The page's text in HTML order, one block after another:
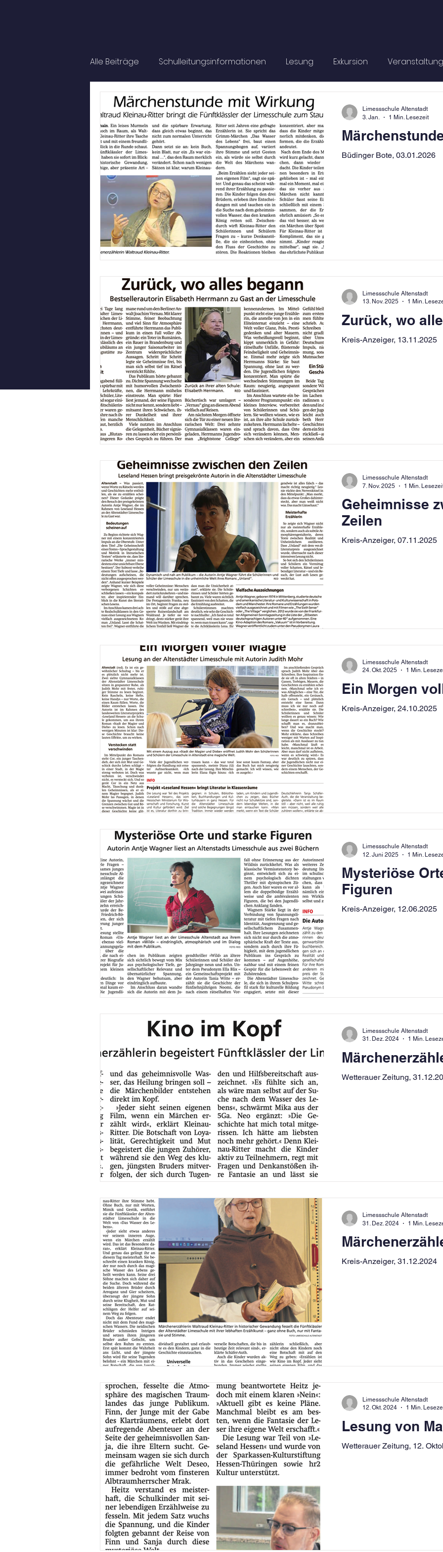
Alle Beiträge Schulleitungsinformationen Lesung Exkursion Veranstaltung
Fahrten Auszeichnung Informationen Schulleben
Büdinger Bote, 03.01.2026
Limessschule Altenstadt
3. Jan.
1 Min. Lesezeit
Zurück, wo
Kreis-Anzeiger, 13.11.2025
Limessschule Altenstadt
13. Nov. 2025
1 Min.
Geheimnisse
Zeilen
Kreis-Anzeiger, 07.11.2025
Limessschule Altenstadt
7. Nov. 2025
1 Min.
Ein Morgen
Kreis-Anzeiger, 24.10.2025
Limessschule Altenstadt
24. Okt. 2025
1 Min.
Mysteriöse
Figuren
Kreis-Anzeiger, 12.06.2025
Limessschule Altenstadt
12. Juni 2025
1 Min.
Wetterauer Zeitung,
Limessschule Altenstadt
31. Dez. 2024
1 Min.
Kreis-Anzeiger, 31.12.2024
Limessschule Altenstadt
31. Dez. 2024
1 Min.
Lesung von
Wetterauer Zeitung, 12.
Limessschule Altenstadt
12. Okt. 2024
1 Min.